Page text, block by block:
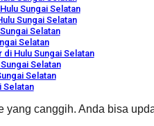
Sungai Selatan
Sungai Selatan
Selatan
Selatan
Hulu Sungai Selatan
Selatan
Selatan
Selatan
canggih. Anda bisa